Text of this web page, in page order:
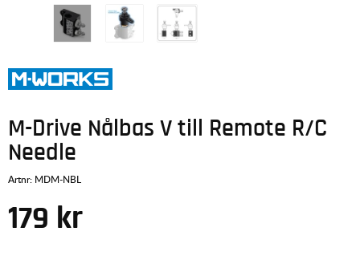
M-Drive Nålbas V till Remote R/C
Needle
Artnr: MDM-NBL
179 kr